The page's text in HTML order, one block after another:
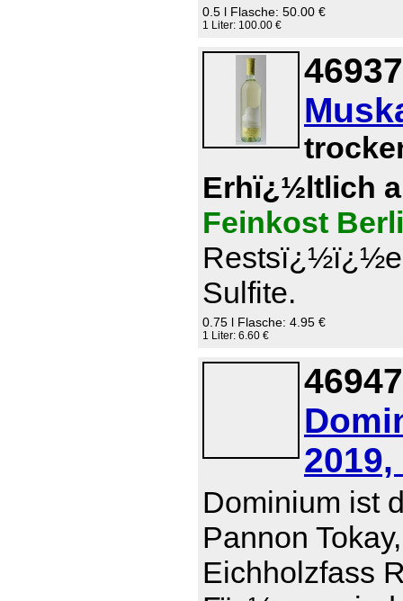
0.5 l Flasche: 50.00 €
1 Liter: 100.00 €
Erhï¿½ltlich
Feinkost
Sulfite.
0.75 l Flasche: 4.95 €
1 Liter: 6.60 €
2019,
Dominium ist
Pannon
Eichholzfass